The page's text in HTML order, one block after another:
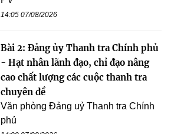
14:05 07/08/2026
Bài 2: Đảng ủy Thanh tra Chính phủ
- Hạt nhân lãnh đạo, chỉ đạo nâng
cao chất lượng các cuộc thanh tra
chuyên đề
Văn phòng Đảng uỷ Thanh tra Chính
phủ